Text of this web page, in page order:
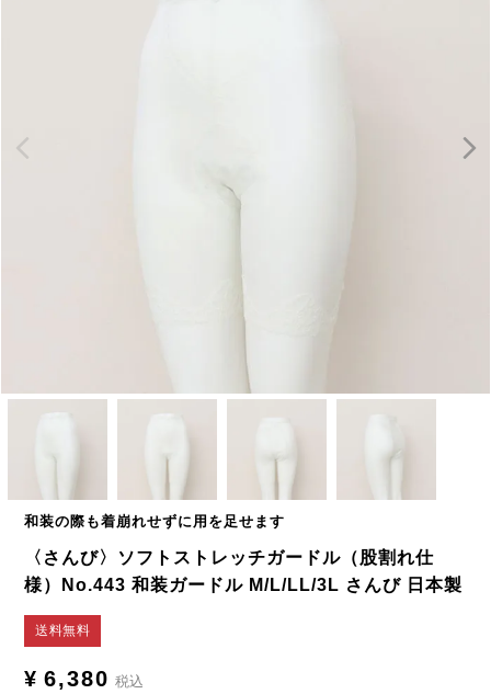
和装の際も着崩れせずに用を足せます
〈さんび〉ソフトストレッチガードル（股割れ仕
様）No.443 和装ガードル M/L/LL/3L さんび 日本製
送料無料
¥ 6,380 税込